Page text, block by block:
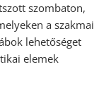
szombaton,
a szakmai
lehetőséget
elemek